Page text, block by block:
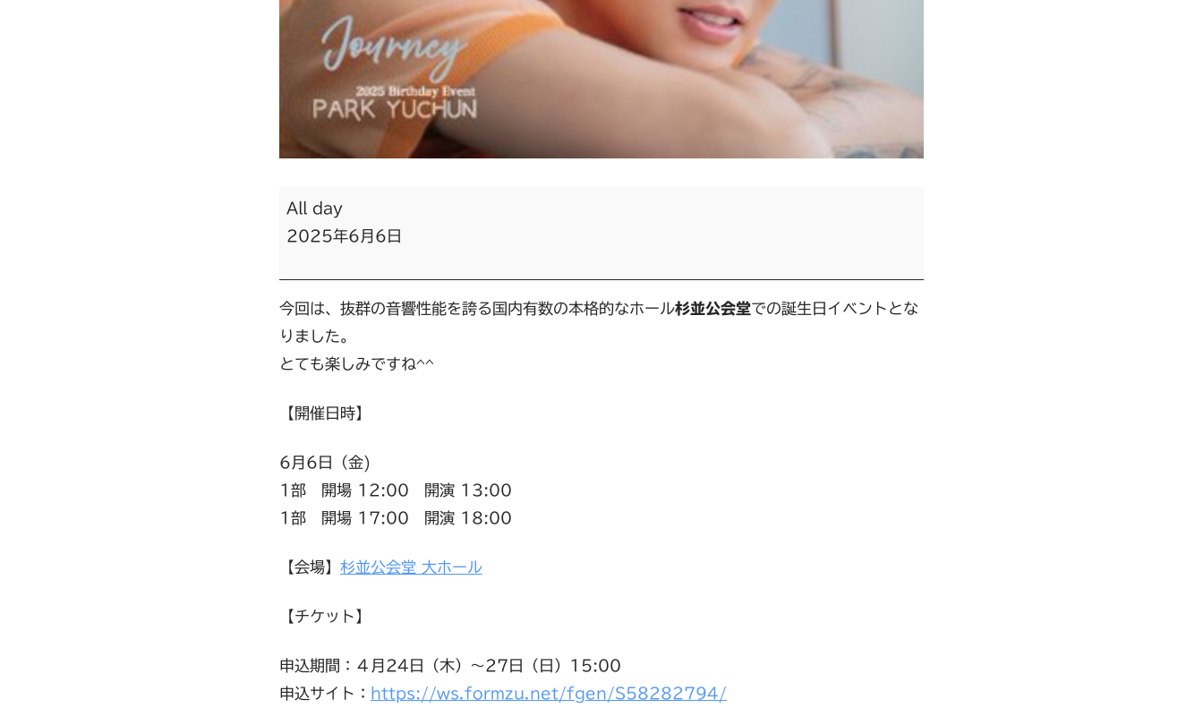
All day
2025年6月6日
今回は、抜群の音響性能を誇る国内有数の本格的なホール杉並公会堂での誕生日イベントとな
りました。
とても楽しみですね^^
【開催日時】
6月6日（金)
1部 開場 12:00 開演 13:00
1部 開場 17:00 開演 18:00
【会場】 杉並公会堂 大ホール
【チケット】
申込期間：４月24日（木）～27日（日）15:00
申込サイト： https://ws.formzu.net/fgen/S58282794/